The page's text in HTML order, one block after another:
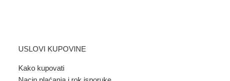
USLOVI KUPOVINE
Kako kupovati